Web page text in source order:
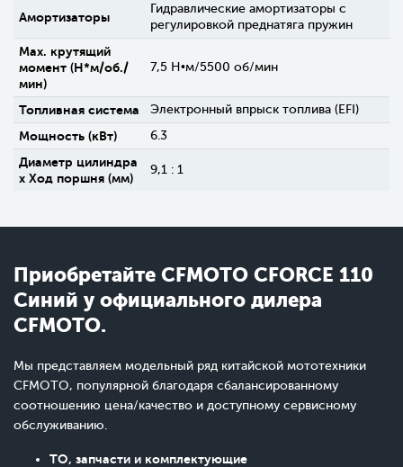
Амортизаторы
Гидравлические амортизаторы с
регулировкой преднатяга пружин
Max. крутящий
момент (H*м/об./
мин)
7,5 Н•м/5500 об/мин
Топливная система Электронный впрыск топлива (EFI)
Мощность (кВт) 6.3
Диаметр цилиндра
х Ход поршня (мм)
9,1 : 1
Приобретайте CFMOTO CFORCE 110
Синий у официального дилера
CFMOTO.
Мы представляем модельный ряд китайской мототехники
CFMOTO, популярной благодаря сбалансированному
соотношению цена/качество и доступному сервисному
обслуживанию.
ТО, запчасти и комплектующие